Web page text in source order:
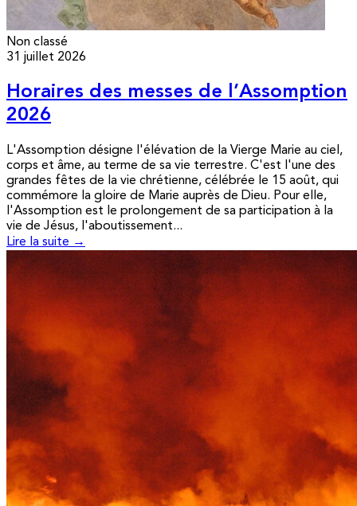
Non classé
31 juillet 2026
Horaires des messes de l’Assomption
2026
L'Assomption désigne l'élévation de la Vierge Marie au ciel,
corps et âme, au terme de sa vie terrestre. C'est l'une des
grandes fêtes de la vie chrétienne, célébrée le 15 août, qui
commémore la gloire de Marie auprès de Dieu. Pour elle,
l'Assomption est le prolongement de sa participation à la
vie de Jésus, l'aboutissement...
Lire la suite →